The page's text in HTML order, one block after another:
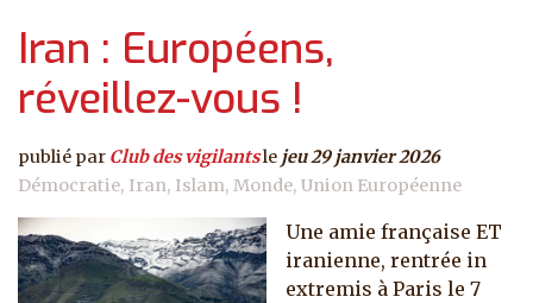
Iran : Européens,
réveillez-vous !
publié par Club des vigilantsle jeu 29 janvier 2026
Démocratie Iran Islam Monde Union Européenne
Une amie française ET
iranienne, rentrée in
extremis à Paris le 7